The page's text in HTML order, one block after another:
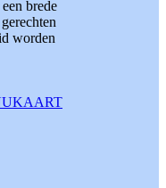
brede
worden